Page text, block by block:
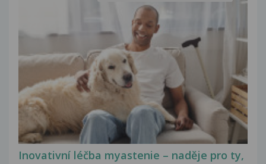
Inovativní léčba myastenie – naděje pro ty,